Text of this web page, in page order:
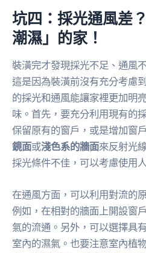
坑四：採光通風差
潮濕」的家！
裝潢完才發現採光不足、通風
這是因為裝潢前沒有充分考慮到
的採光和通風能讓家裡更加明
味。首先，要充分利用現有的
保留原有的窗戶，或是增加窗
鏡面或淺色系的牆面來反射光
採光條件不佳，可以考慮使用
在通風方面，可以利用對流的
例如，在相對的牆面上開設窗
氣的流通。另外，可以選擇具
室內的濕氣。也要注意室內植